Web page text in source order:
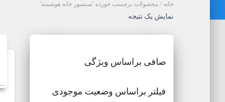
خانه / محصولات برچسب خورده “سنسور خانه هوشمند”
نمایش یک نتیجه
صافی براساس ویژگی
فیلتر براساس وضعیت موجودی